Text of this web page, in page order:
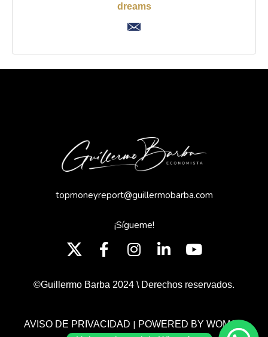
dreams
topmoneyreport@guillermobarba.com
¡Sígueme!
©Guillermo Barba 2024 \ Derechos reservados.
AVISO DE PRIVACIDAD | POWERED BY WOMGP